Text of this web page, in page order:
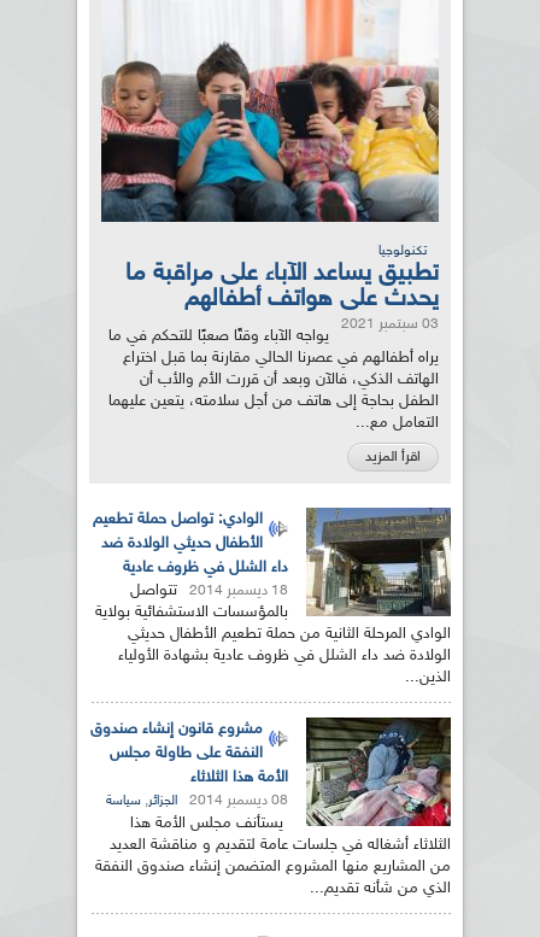
تكنولوجيا
تطبيق يساعد الآباء على مراقبة ما
يحدث على هواتف أطفالهم
03 سبتمبر 2021
يواجه الآباء وقتًا صعبًا للتحكم في ما
يراه أطفالهم في عصرنا الحالي مقارنة بما قبل اختراع
الهاتف الذكي، فالآن وبعد أن قررت الأم والأب أن
الطفل بحاجة إلى هاتف من أجل سلامته، يتعين عليهما
التعامل مع...
اقرأ المزيد
الوادي: تواصل حملة تطعيم
الأطفال حديثي الولادة ضد
داء الشلل في ظروف عادية
18 ديسمبر 2014
تتواصل
بالمؤسسات الاستشفائية بولاية
الوادي المرحلة الثانية من حملة تطعيم الأطفال حديثي
الولادة ضد داء الشلل في ظروف عادية بشهادة الأولياء
الذين...
مشروع قانون إنشاء صندوق
النفقة على طاولة مجلس
الأمة هذا الثلاثاء
08 ديسمبر 2014 الجزائر, سياسة
يستأنف مجلس الأمة هذا
الثلاثاء أشغاله في جلسات عامة لتقديم و مناقشة العديد
من المشاريع منها المشروع المتضمن إنشاء صندوق النفقة
الذي من شأنه تقديم...